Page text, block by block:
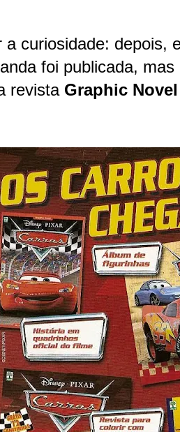
a curiosidade: depois,
foi publicada,
revista Graphic